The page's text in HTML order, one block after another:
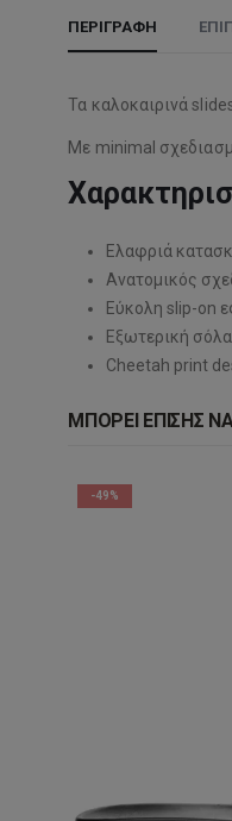
ΠΕΡΙΓΡΑΦΉ
Τα καλοκαιρινά
Με minimal
Ελαφριά
Ανατομικός
Εύκολη slip-on
Εξωτερική
Cheetah print
ΜΠΟΡΕΊ ΕΠΊΣΗΣ
-49%